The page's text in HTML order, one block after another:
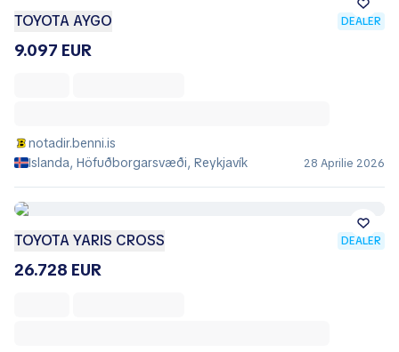
TOYOTA AYGO DEALER
9.097 EUR
notadir.benni.is
Islanda, Höfuðborgarsvæði, Reykjavík
28 Aprilie 2026
TOYOTA YARIS CROSS DEALER
26.728 EUR